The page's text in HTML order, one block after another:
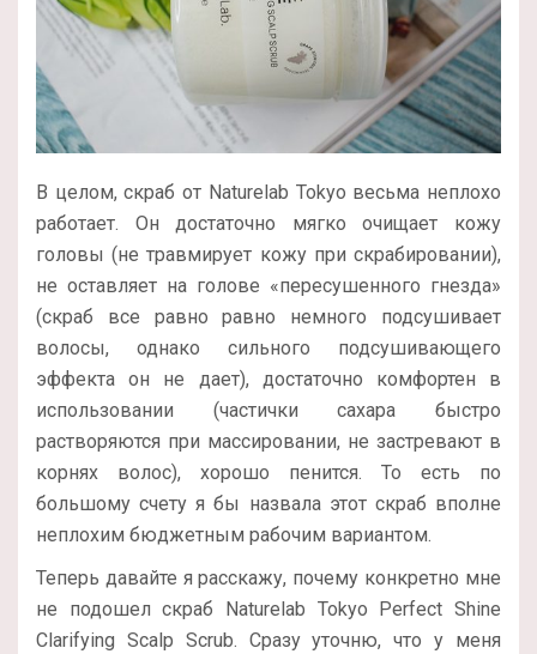
В целом, скраб от Naturelab Tokyo весьма неплохо
работает. Он достаточно мягко очищает кожу
головы (не травмирует кожу при скрабировании),
не оставляет на голове «пересушенного гнезда»
(скраб все равно равно немного подсушивает
волосы, однако сильного подсушивающего
эффекта он не дает), достаточно комфортен в
использовании (частички сахара быстро
растворяются при массировании, не застревают в
корнях волос), хорошо пенится. То есть по
большому счету я бы назвала этот скраб вполне
неплохим бюджетным рабочим вариантом.
Теперь давайте я расскажу, почему конкретно мне
не подошел скраб Naturelab Tokyo Perfect Shine
Clarifying Scalp Scrub. Сразу уточню, что у меня